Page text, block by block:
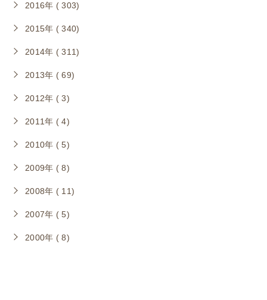
2016年 ( 303)
2015年 ( 340)
2014年 ( 311)
2013年 ( 69)
2012年 ( 3)
2011年 ( 4)
2010年 ( 5)
2009年 ( 8)
2008年 ( 11)
2007年 ( 5)
2000年 ( 8)